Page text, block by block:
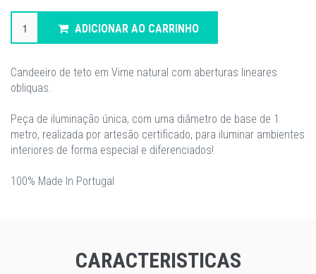
ADICIONAR AO CARRINHO
Candeeiro de teto em Vime natural com aberturas lineares
obliquas.
Peça de iluminação única, com uma diâmetro de base de 1
metro, realizada por artesão certificado, para iluminar ambientes
interiores de forma especial e diferenciados!
100% Made In Portugal
CARACTERISTICAS